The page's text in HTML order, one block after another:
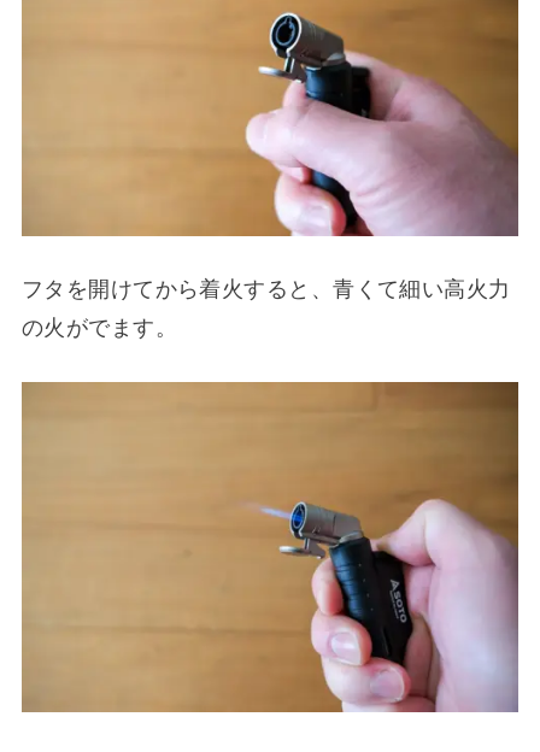
フタを開けてから着火すると、青くて細い高火力
の火がでます。